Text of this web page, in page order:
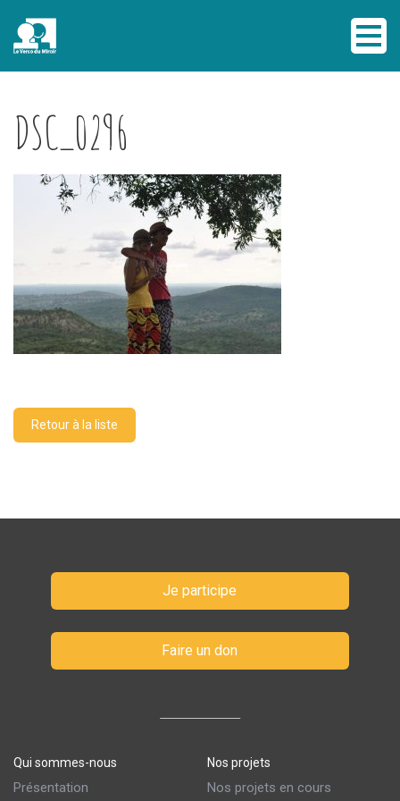
DSC_0296
Retour à la liste
Je participe
Faire un don
Qui sommes-nous
Présentation
Nos projets
Nos projets en cours